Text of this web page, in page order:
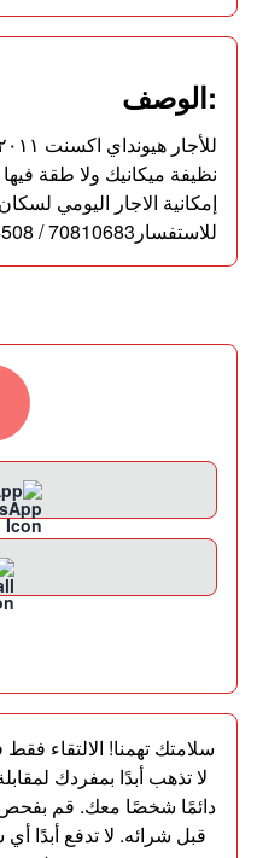
:الوصف
نظيفة ميكانيك ولا طقة
إمكانية الاجار اليومي
للاستفسار70810683 / 03724508 واتساب فقط
سلامتك تهمنا! الالتقاء
لا تذهب أبدًا بمفردك
دائمًا شخصًا معك. قم
قبل شرائه. لا تدفع أبدًا